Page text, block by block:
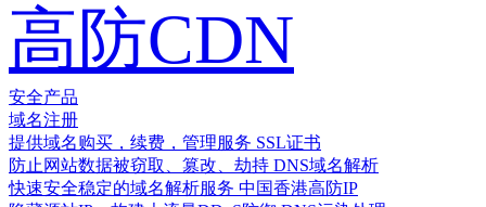
高防CDN
安全产品
域名注册
提供域名购买，续费，管理服务 SSL证书
防止网站数据被窃取、篡改、劫持 DNS域名解析
快速安全稳定的域名解析服务 中国香港高防IP